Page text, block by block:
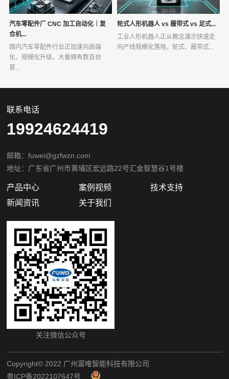
汽车零配件厂 CNC 加工自动化｜复
合机...
国内汽车零配件行业正加速向高端
化、规模化升级，大量拥有数百台
甚...
轮式人形机器人 vs 履带式 vs 足式...
工业人形机器人正从概念演示快速走
向产线规模化落地，轮式、履带式...
联系电话
19924624419
邮箱：fuwei@gzfwzn.com
地址：广东省广州市黄埔区宏远路22号汇金智慧谷1号楼
产品中心 案例视频
技术支持
新闻资讯
关于我们
关注微信公众号
Copyright©️ 2022 广州富唯智能科技有限公司
粤ICP备2022107647号